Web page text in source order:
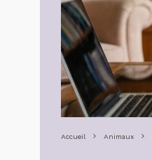
Accueil Animaux